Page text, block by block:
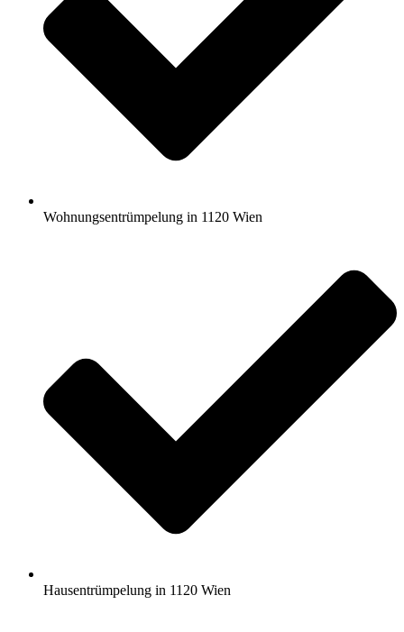
Wohnungsentrümpelung in 1120 Wien
Hausentrümpelung in 1120 Wien